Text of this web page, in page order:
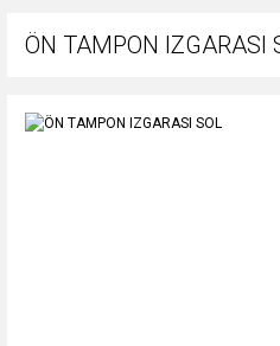
ÖN TAMPON IZGARASI